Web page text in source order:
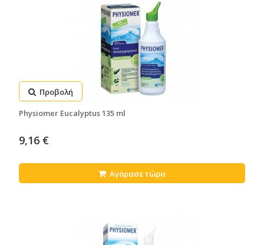
Προβολή
Physiomer Eucalyptus 135 ml
9,16 €
Αγόρασε τώρα